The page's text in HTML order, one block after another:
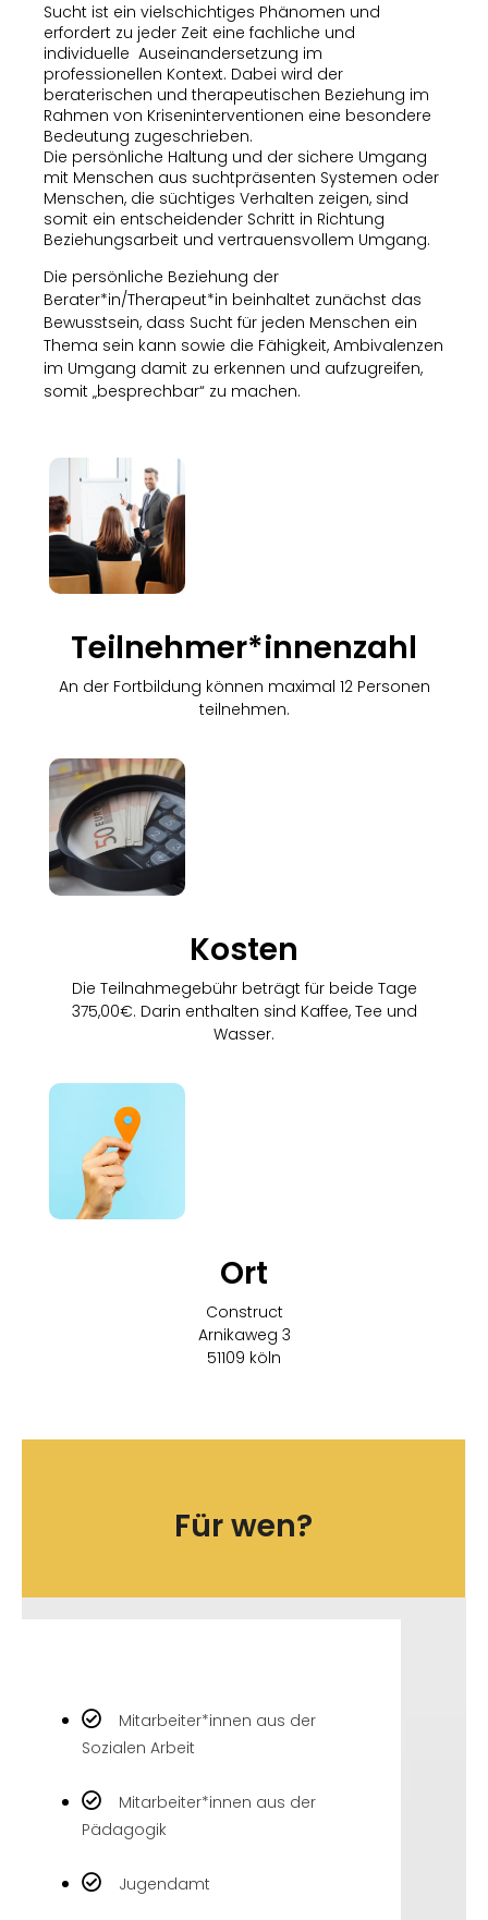
Sucht ist ein vielschichtiges Phänomen und
erfordert zu jeder Zeit eine fachliche und
individuelle Auseinandersetzung im
professionellen Kontext. Dabei wird der
beraterischen und therapeutischen Beziehung im
Rahmen von Kriseninterventionen eine besondere
Bedeutung zugeschrieben.
Die persönliche Haltung und der sichere Umgang
mit Menschen aus suchtpräsenten Systemen oder
Menschen, die süchtiges Verhalten zeigen, sind
somit ein entscheidender Schritt in Richtung
Beziehungsarbeit und vertrauensvollem Umgang.
Die persönliche Beziehung der
Berater*in/Therapeut*in beinhaltet zunächst das
Bewusstsein, dass Sucht für jeden Menschen ein
Thema sein kann sowie die Fähigkeit, Ambivalenzen
im Umgang damit zu erkennen und aufzugreifen,
somit „besprechbar“ zu machen.
Teilnehmer*innenzahl
An der Fortbildung können maximal 12 Personen
teilnehmen.
Kosten
Die Teilnahmegebühr beträgt für beide Tage
375,00€. Darin enthalten sind Kaffee, Tee und
Wasser.
Ort
Construct
Arnikaweg 3
51109 köln
Für wen?
Mitarbeiter*innen aus der
Sozialen Arbeit
Mitarbeiter*innen aus der
Pädagogik
Jugendamt